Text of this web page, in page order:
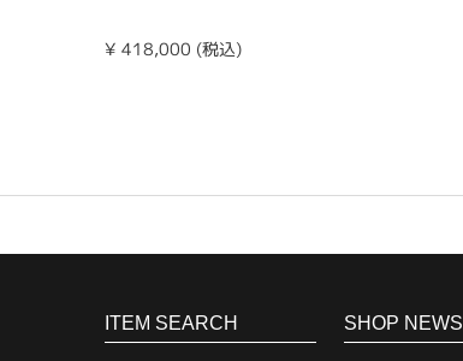
¥ 418,000 (税込)
ITEM SEARCH SHOP NEWS